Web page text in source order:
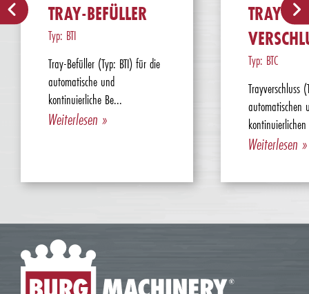
TRAY-BEFÜLLER
Typ: BTI
Tray-Befüller (Typ: BTI) für die
automatische und
kontinuierliche Be...
Weiterlesen »
TRAY
Typ: BTC
Trayverschluss
automatischen
Weiterlesen »